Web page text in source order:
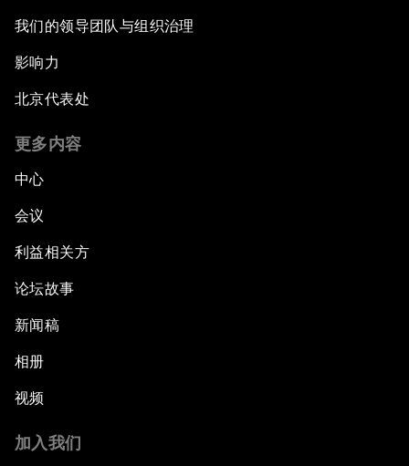
我们的领导团队与组织治理
影响力
北京代表处
更多内容
中心
会议
利益相关方
论坛故事
新闻稿
相册
视频
加入我们